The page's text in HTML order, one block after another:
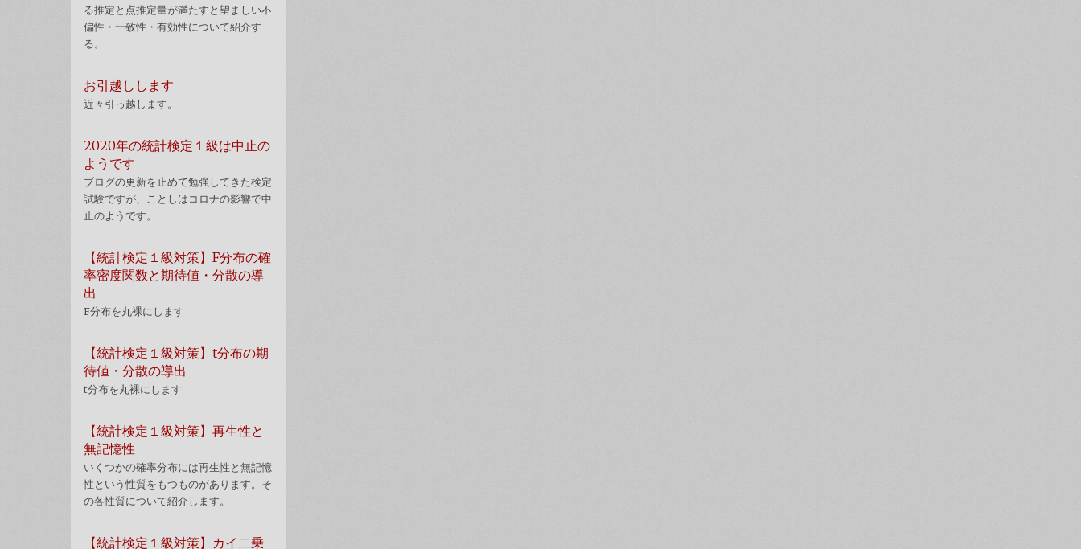
る推定と点推定量が満たすと望ましい不
偏性・一致性・有効性について紹介す
る。
お引越しします
近々引っ越します。
2020年の統計検定１級は中止の
ようです
ブログの更新を止めて勉強してきた検定
試験ですが、ことしはコロナの影響で中
止のようです。
【統計検定１級対策】F分布の確
率密度関数と期待値・分散の導
出
F分布を丸裸にします
【統計検定１級対策】t分布の期
待値・分散の導出
t分布を丸裸にします
【統計検定１級対策】再生性と
無記憶性
いくつかの確率分布には再生性と無記憶
性という性質をもつものがあります。そ
の各性質について紹介します。
【統計検定１級対策】カイ二乗